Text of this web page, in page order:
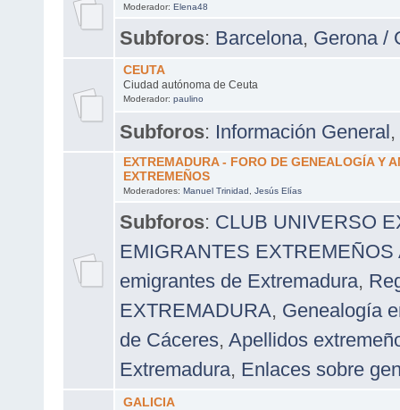
Moderador: Elena48
Subforos: Barcelona, Gerona /
CEUTA
Ciudad autónoma de Ceuta
Moderador: paulino
Subforos: Información General,
EXTREMADURA - FORO DE GENEALOGÍA Y
EXTREMEÑOS
Moderadores: Manuel Trinidad Jesús Elías
Subforos: CLUB UNIVERSO
EMIGRANTES EXTREMEÑOS
emigrantes de Extremadura,
EXTREMADURA, Genealogía
de Cáceres, Apellidos
Extremadura, Enlaces sobre
GALICIA